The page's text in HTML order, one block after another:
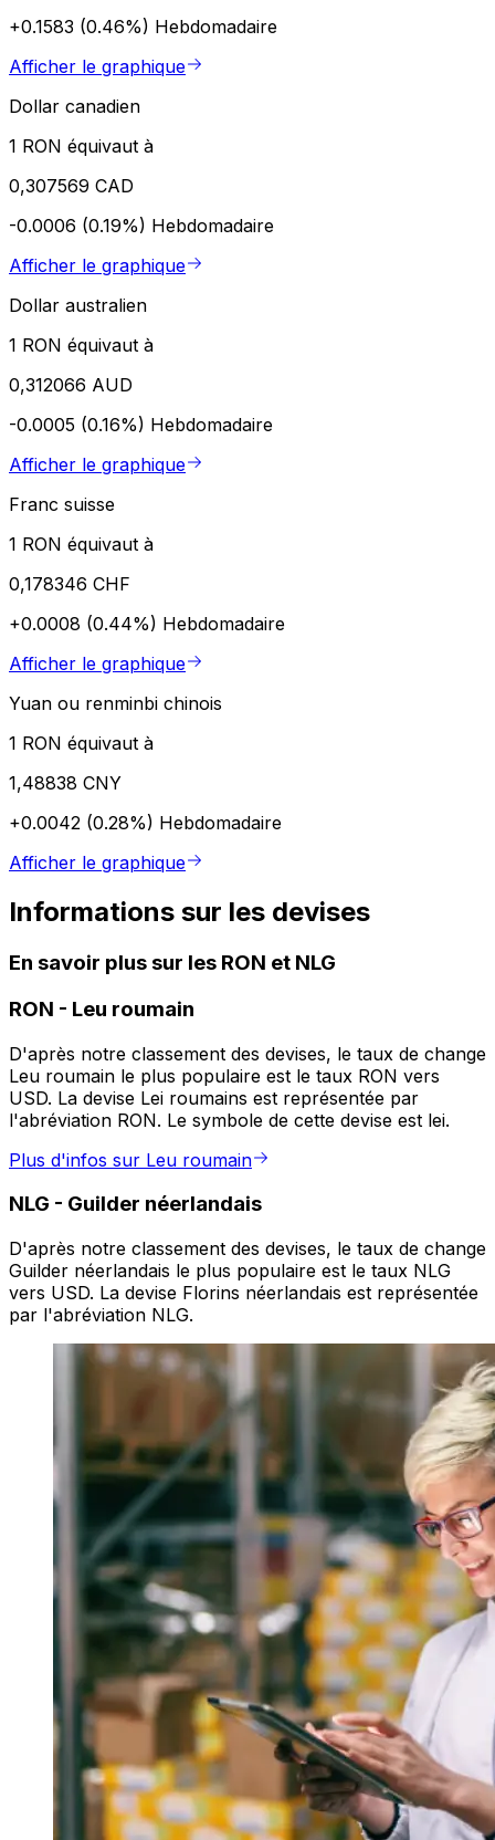
+0.1583 (0.46%) Hebdomadaire
Afficher le graphique
Dollar canadien
1 RON équivaut à
0,307569 CAD
-0.0006 (0.19%) Hebdomadaire
Afficher le graphique
Dollar australien
1 RON équivaut à
0,312066 AUD
-0.0005 (0.16%) Hebdomadaire
Afficher le graphique
Franc suisse
1 RON équivaut à
0,178346 CHF
+0.0008 (0.44%) Hebdomadaire
Afficher le graphique
Yuan ou renminbi chinois
1 RON équivaut à
1,48838 CNY
+0.0042 (0.28%) Hebdomadaire
Afficher le graphique
Informations sur les devises
En savoir plus sur les RON et NLG
RON - Leu roumain
D'après notre classement des devises, le taux de change
Leu roumain le plus populaire est le taux RON vers
USD. La devise Lei roumains est représentée par
l'abréviation RON. Le symbole de cette devise est lei.
Plus d'infos sur Leu roumain
NLG - Guilder néerlandais
D'après notre classement des devises, le taux de change
Guilder néerlandais le plus populaire est le taux NLG
vers USD. La devise Florins néerlandais est représentée
par l'abréviation NLG.